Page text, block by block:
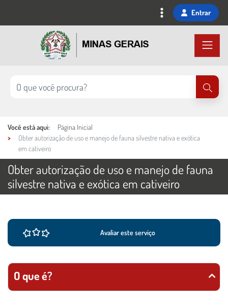
Entrar
Você está aqui:
Página Inicial
Obter autorização de uso e manejo de fauna silvestre nativa e exótica
em cativeiro
Obter autorização de uso e manejo de fauna
silvestre nativa e exótica em cativeiro
Conteúdo Principal
Ações e informações do serviço
Avaliar este serviço
O que é?